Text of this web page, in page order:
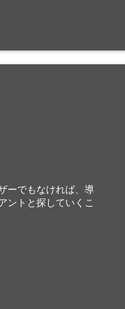
ーでもなければ、導
ントと探していくこ